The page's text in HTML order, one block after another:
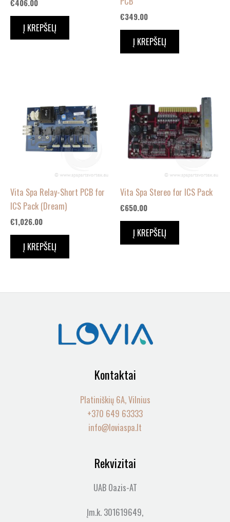
€406.00
Į KREPŠELĮ
€349.00
Į KREPŠELĮ
Vita Spa Relay-Short PCB for
ICS Pack (Dream)
€1,026.00
Į KREPŠELĮ
Vita Spa Stereo for ICS Pack
€650.00
Į KREPŠELĮ
Kontaktai
Platiniškių 6A, Vilnius
+370 649 63333
info@loviaspa.lt
Rekvizitai
UAB Oazis-AT
Įm.k. 301619649,